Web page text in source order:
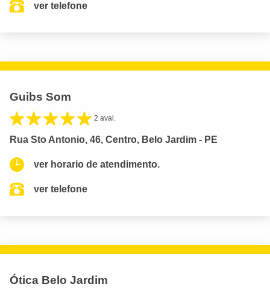
ver telefone
Guibs Som
2 aval.
Rua Sto Antonio, 46, Centro, Belo Jardim - PE
ver horario de atendimento.
ver telefone
Ótica Belo Jardim